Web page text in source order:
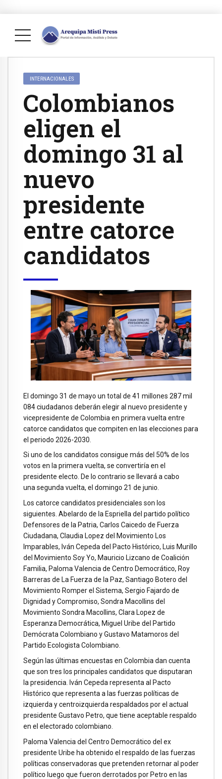
INTERNACIONALES
Colombianos
eligen el
domingo 31 al
nuevo
presidente
entre catorce
candidatos
El domingo 31 de mayo un total de 41 millones 287 mil
084 ciudadanos deberán elegir al nuevo presidente y
vicepresidente de Colombia en primera vuelta entre
catorce candidatos que compiten en las elecciones para
el periodo 2026-2030.
Si uno de los candidatos consigue más del 50% de los
votos en la primera vuelta, se convertiría en el
presidente electo. De lo contrario se llevará a cabo
una segunda vuelta, el domingo 21 de junio.
Los catorce candidatos presidenciales son los
siguientes. Abelardo de la Espriella del partido político
Defensores de la Patria, Carlos Caicedo de Fuerza
Ciudadana, Claudia Lopez del Movimiento Los
Imparables, Iván Cepeda del Pacto Histórico, Luis Murillo
del Movimiento Soy Yo, Mauricio Lizcano de Coalición
Familia, Paloma Valencia de Centro Democrático, Roy
Barreras de La Fuerza de la Paz, Santiago Botero del
Movimiento Romper el Sistema, Sergio Fajardo de
Dignidad y Compromiso, Sondra Macollins del
Movimiento Sondra Macollins, Clara Lopez de
Esperanza Democrática, Miguel Uribe del Partido
Demócrata Colombiano y Gustavo Matamoros del
Partido Ecologista Colombiano.
Según las últimas encuestas en Colombia dan cuenta
que son tres los principales candidatos que disputaran
la presidencia. Iván Cepeda representa al Pacto
Histórico que representa a las fuerzas políticas de
izquierda y centroizquierda respaldados por el actual
presidente Gustavo Petro, que tiene aceptable respaldo
en el electorado colombiano.
Paloma Valencia del Centro Democrático del ex
presidente Uribe ha obtenido el respaldo de las fuerzas
políticas conservadoras que pretenden retornar al poder
político luego que fueron derrotados por Petro en las